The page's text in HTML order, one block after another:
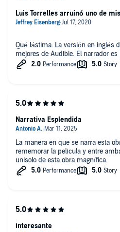
Qué lástima. La versión en inglés
mejores de Audible. El narrador es
Luis Torrelles arruinó uno de
La manera en que se narra esta
rememorar la película y entre
unisolo de esta obra magnífica.
Narrativa Esplendida
interesante